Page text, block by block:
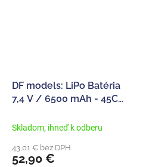
DF models: LiPo Batéria
7,4 V / 6500 mAh - 45C
Skladom, ihneď k odberu
43,01 € bez DPH
52,90 €